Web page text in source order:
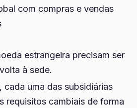
com compras e vendas
estrangeira precisam ser
à sede.
cada uma das subsidiárias
requisitos cambiais de forma